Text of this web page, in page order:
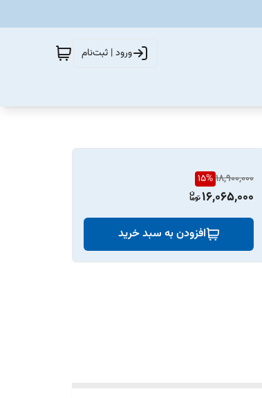
ورود | ثبت‌نام
18,900,000
15%
16,065,000
افزودن به سبد خرید